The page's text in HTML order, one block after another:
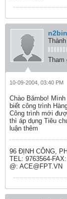
Tham
10-09-2004, 03:40 PM
Chào Bămbo!
biết công trình
Công trình mới
thì áp dụng Tiêu
luận thêm
96 ĐỊNH CÔNG,
TEL: 9763564-
@: ACE@FPT.VN